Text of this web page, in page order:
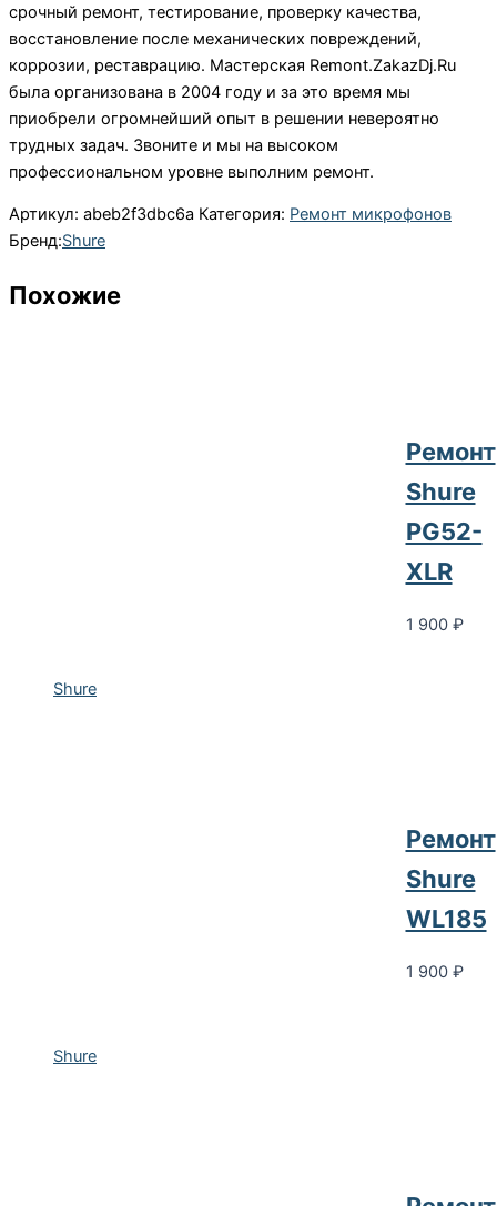
срочный ремонт, тестирование, проверку качества,
восстановление после механических повреждений,
коррозии, реставрацию. Мастерская Remont.ZakazDj.Ru
была организована в 2004 году и за это время мы
приобрели огромнейший опыт в решении невероятно
трудных задач. Звоните и мы на высоком
профессиональном уровне выполним ремонт.
Артикул: abeb2f3dbc6a Категория: Ремонт микрофонов
Бренд:Shure
Похожие
Shure
Ремонт
Shure
PG52-
XLR
1 900 ₽
Shure
Ремонт
Shure
WL185
1 900 ₽